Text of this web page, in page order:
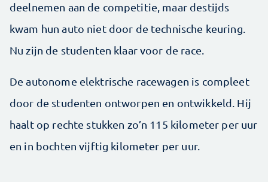
deelnemen aan de competitie, maar destijds
kwam hun auto niet door de technische keuring.
Nu zijn de studenten klaar voor de race.
De autonome elektrische racewagen is compleet
door de studenten ontworpen en ontwikkeld. Hij
haalt op rechte stukken zo’n 115 kilometer per uur
en in bochten vijftig kilometer per uur.